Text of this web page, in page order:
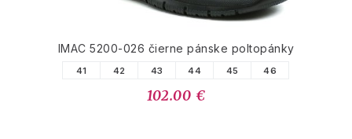
IMAC 5200-026 čierne pánske poltopánky
41 42 43 44 45 46
102.00 €